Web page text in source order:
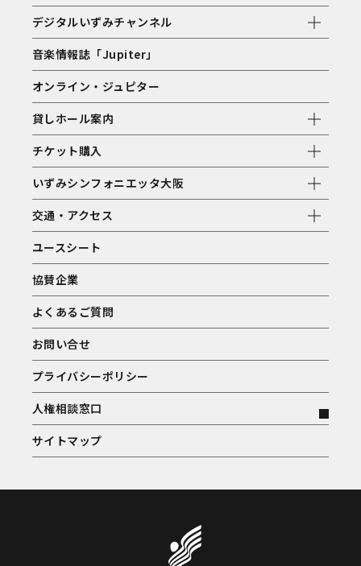
デジタルいずみチャンネル
音楽情報誌「Jupiter」
オンライン・ジュピター
貸しホール案内
チケット購入
いずみシンフォニエッタ大阪
交通・アクセス
ユースシート
協賛企業
よくあるご質問
お問い合せ
プライバシーポリシー
人権相談窓口
サイトマップ